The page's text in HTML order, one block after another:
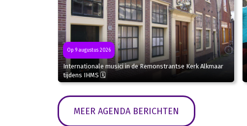
Op 9 augustus 2026
Internationale musici in de Remonstrantse Kerk Alkmaar
tijdens IHMS 🗓
MEER AGENDA BERICHTEN